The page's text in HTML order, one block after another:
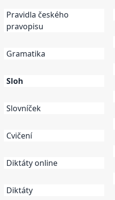
Pravidla českého
pravopisu
Gramatika
Sloh
Slovníček
Cvičení
Diktáty online
Diktáty